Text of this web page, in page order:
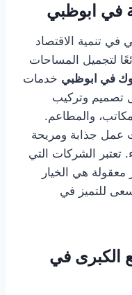
في ابوظبي
في تنمية الاقتصاد
لتجميل المساحات
في ابوظبي خدمات
تصميم وتركيب
والمطاعم.
عمل جذابة ومريحة
تعتبر الشركات التي
معقولة هي الخيار
للتميز في
الكبرى في